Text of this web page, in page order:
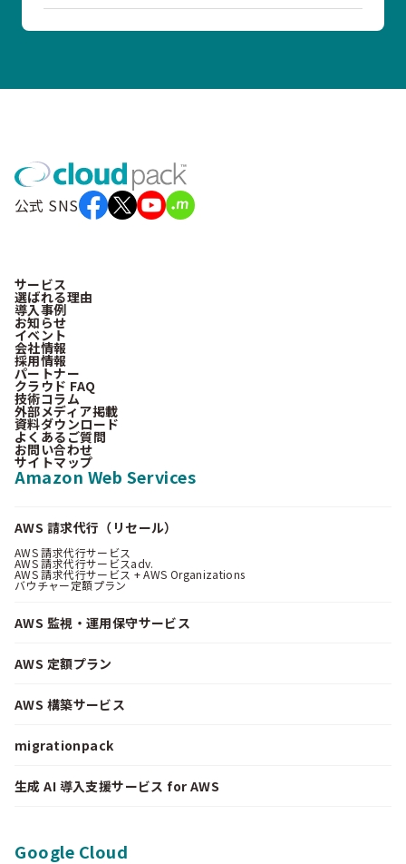
公式 SNS
サービス
選ばれる理由
導入事例
お知らせ
イベント
会社情報
採用情報
パートナー
クラウド FAQ
技術コラム
外部メディア掲載
資料ダウンロード
よくあるご質問
お問い合わせ
サイトマップ
Amazon Web Services
AWS 請求代行（リセール）
AWS 請求代行サービス
AWS 請求代行サービスadv.
AWS 請求代行サービス + AWS Organizations
バウチャー定額プラン
AWS 監視・運用保守サービス
AWS 定額プラン
AWS 構築サービス
migrationpack
生成 AI 導入支援サービス for AWS
Google Cloud